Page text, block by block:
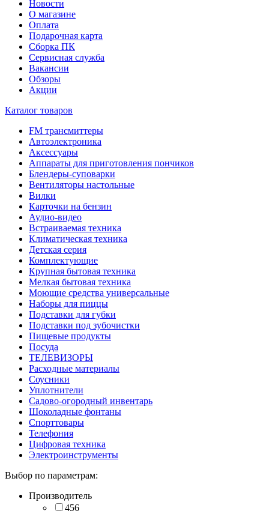
Новости
О магазине
Оплата
Подарочная карта
Сборка ПК
Сервисная служба
Вакансии
Обзоры
Акции
Каталог товаров
FM трансмиттеры
Автоэлектроника
Аксессуары
Аппараты для приготовления пончиков
Блендеры-суповарки
Вентиляторы настольные
Вилки
Карточки на бензин
Аудио-видео
Встраиваемая техника
Климатическая техника
Детская серия
Комплектующие
Крупная бытовая техника
Мелкая бытовая техника
Моющие средства универсальные
Наборы для пиццы
Подставки для губки
Подставки под зубочистки
Пищевые продукты
Посуда
ТЕЛЕВИЗОРЫ
Расходные материалы
Соусники
Уплотнители
Садово-огородный инвентарь
Шоколадные фонтаны
Спорттовары
Телефония
Цифровая техника
Электроинструменты
Выбор по параметрам:
Производитель
456